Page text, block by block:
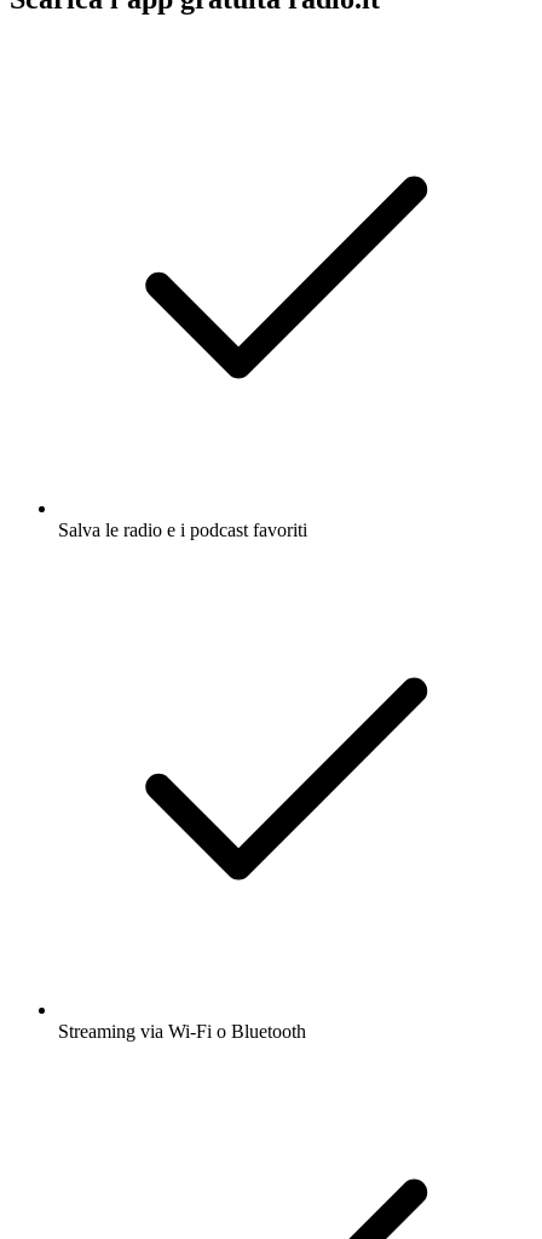
Salva le radio e i podcast favoriti
Streaming via Wi-Fi o Bluetooth